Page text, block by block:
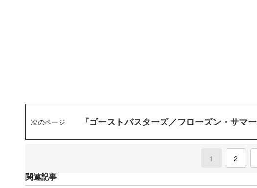
次のページ 『ゴーストバスターズ／フローズン・サマ
1 (current)
2
関連記事